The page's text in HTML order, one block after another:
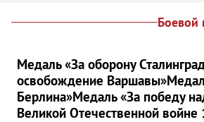
Боевой
Медаль «За оборону
освобождение Варшавы»
Берлина»Медаль «За победу
Великой Отечественной